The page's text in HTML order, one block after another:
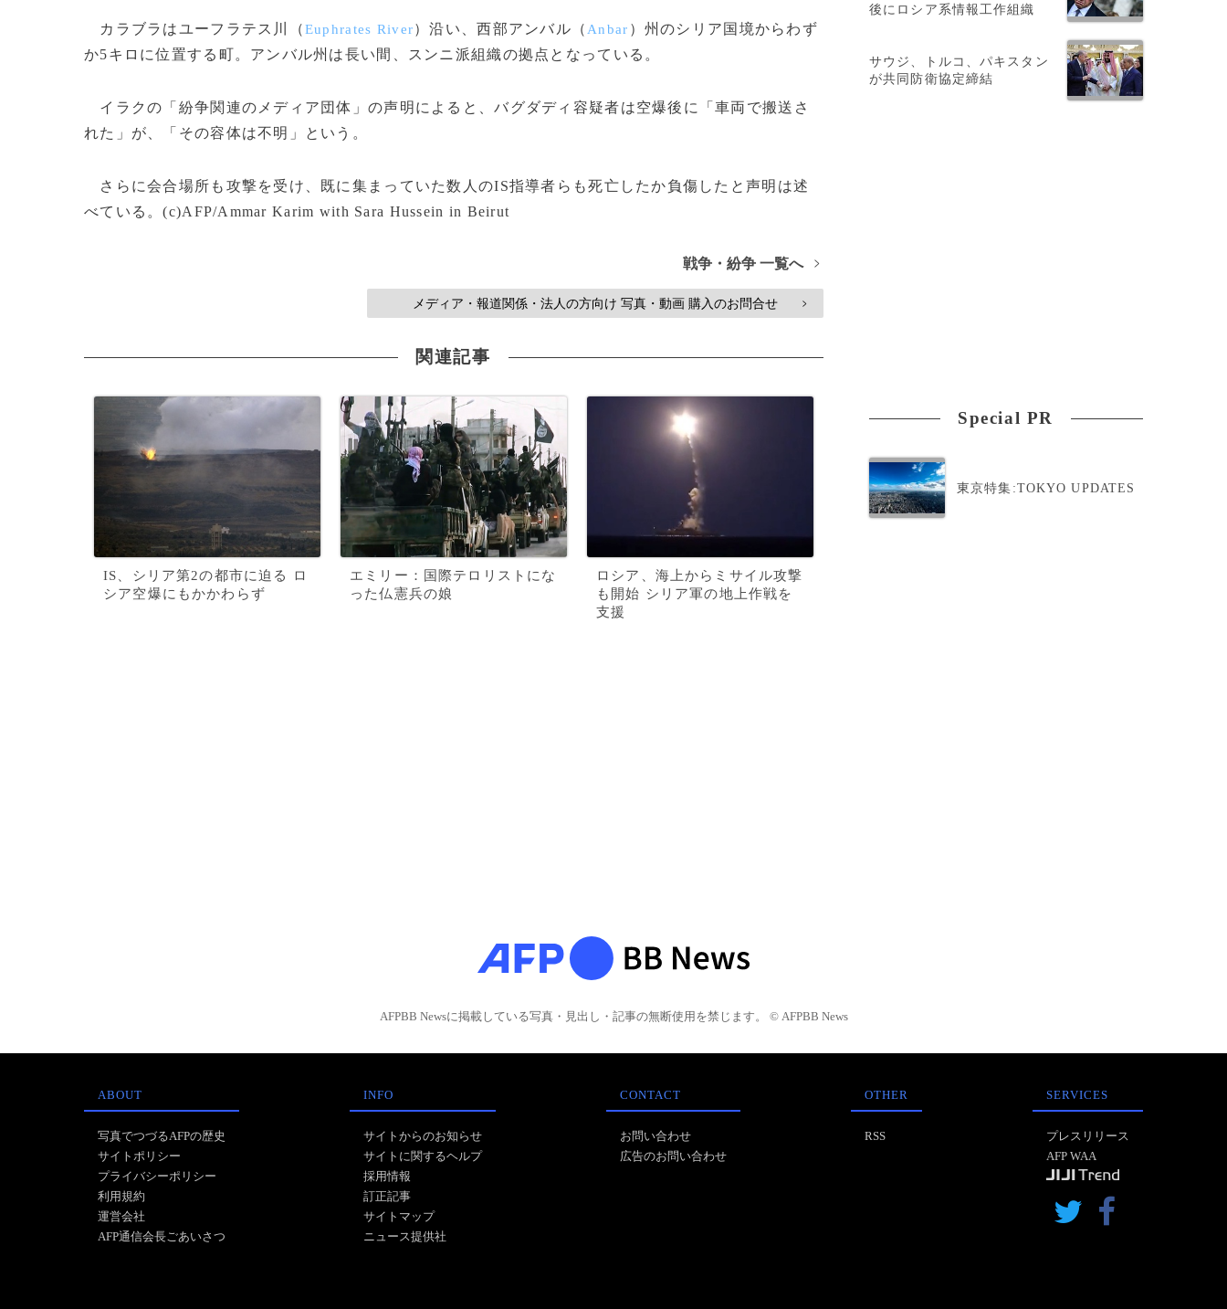
カラブラはユーフラテス川（Euphrates River）沿い、西部アンバル（ Anbar ）州のシリア国境からわず
か5キロに位置する町。アンバル州は長い間、スンニ派組織の拠点となっている。
イラクの「紛争関連のメディア団体」の声明によると、バグダディ容疑者は空爆後に「車両で搬送さ
れた」が、「その容体は不明」という。
さらに会合場所も攻撃を受け、既に集まっていた数人のIS指導者らも死亡したか負傷したと声明は述
べている。(c)AFP/Ammar Karim with Sara Hussein in Beirut
戦争・紛争 一覧へ >
メディア・報道関係・法人の方向け 写真・動画 購入のお問合せ >
関連記事
IS、シリア第2の都市に迫る ロ
シア空爆にもかかわらず
エミリー：国際テロリストにな
った仏憲兵の娘
ロシア、海上からミサイル攻撃
も開始 シリア軍の地上作戦を
支援
後にロシア系情報工作組織
サウジ、トルコ、パキスタン
が共同防衛協定締結
Special PR
東京特集:TOKYO UPDATES
AFPBB Newsに掲載している写真・見出し・記事の無断使用を禁じます。 © AFPBB News
ABOUT
写真でつづるAFPの歴史
サイトポリシー
プライバシーポリシー
利用規約
運営会社
AFP通信会長ごあいさつ
INFO
サイトからのお知らせ
サイトに関するヘルプ
採用情報
訂正記事
サイトマップ
ニュース提供社
CONTACT
お問い合わせ
広告のお問い合わせ
OTHER
RSS
SERVICES
プレスリリース
AFP WAA